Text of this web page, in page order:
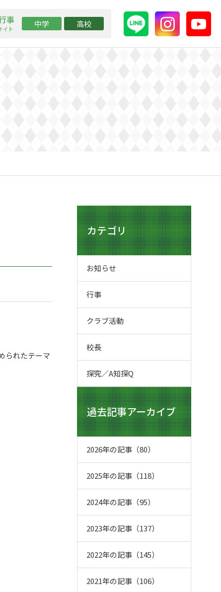
事
イト 中学 高校
られたテーマ
カテゴリ
お知らせ
行事
クラブ活動
校長
探究／A知探Q
過去記事アーカイブ
2026年の記事（80）
2025年の記事（118）
2024年の記事（95）
2023年の記事（137）
2022年の記事（145）
2021年の記事（106）